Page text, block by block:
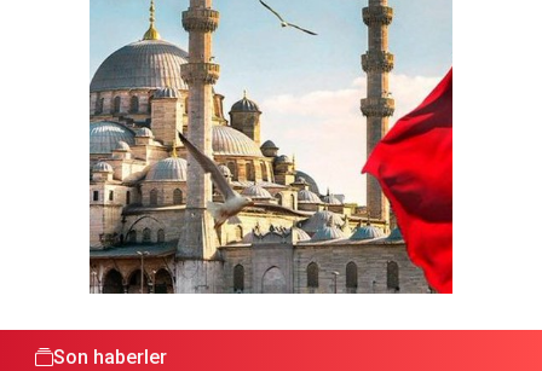
Son haberler